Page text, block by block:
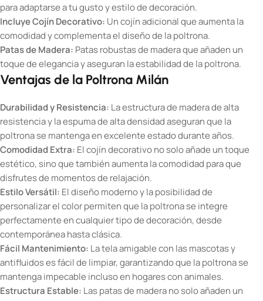
para adaptarse a tu gusto y estilo de decoración.
Incluye Cojín Decorativo: Un cojín adicional que aumenta la
comodidad y complementa el diseño de la poltrona.
Patas de Madera: Patas robustas de madera que añaden un
toque de elegancia y aseguran la estabilidad de la poltrona.
Ventajas de la Poltrona Milán
Durabilidad y Resistencia: La estructura de madera de alta
resistencia y la espuma de alta densidad aseguran que la
poltrona se mantenga en excelente estado durante años.
Comodidad Extra: El cojín decorativo no solo añade un toque
estético, sino que también aumenta la comodidad para que
disfrutes de momentos de relajación.
Estilo Versátil: El diseño moderno y la posibilidad de
personalizar el color permiten que la poltrona se integre
perfectamente en cualquier tipo de decoración, desde
contemporánea hasta clásica.
Fácil Mantenimiento: La tela amigable con las mascotas y
antifluidos es fácil de limpiar, garantizando que la poltrona se
mantenga impecable incluso en hogares con animales.
Estructura Estable: Las patas de madera no solo añaden un